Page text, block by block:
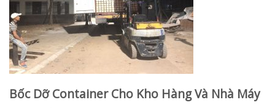
Bốc Dỡ Container Cho Kho Hàng Và Nhà Máy